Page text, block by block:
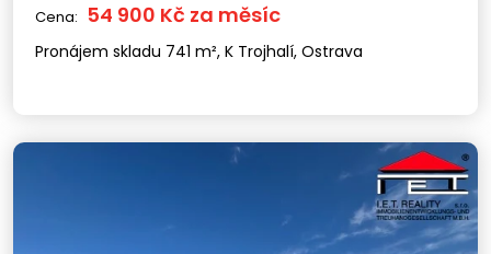
Cena: 54 900 Kč za měsíc
Pronájem skladu 741 m², K Trojhalí, Ostrava